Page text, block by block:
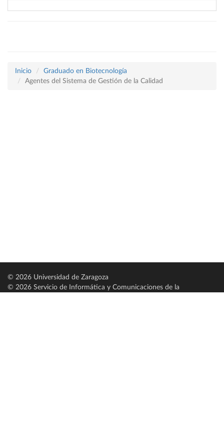
Inicio
Graduado en Biotecnología
Agentes del Sistema de Gestión de la Calidad
© 2026 Universidad de Zaragoza
© 2026 Servicio de Informática y Comunicaciones de la